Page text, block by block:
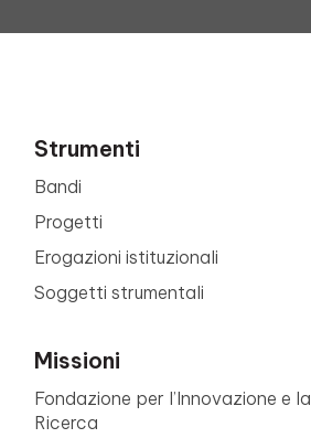
Strumenti
Bandi
Progetti
Erogazioni istituzionali
Soggetti strumentali
Missioni
Fondazione per l’Innovazione e la
Ricerca